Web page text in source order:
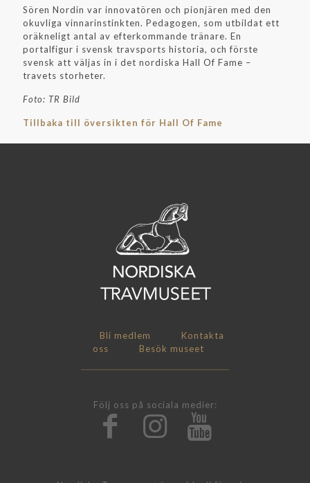
Sören Nordin var innovatören och pionjären med den
okuvliga vinnarinstinkten. Pedagogen, som utbildat ett
oräkneligt antal av efterkommande tränare. En
portalfigur i svensk travsports historia, och förste
svensk att väljas in i det nordiska Hall Of Fame –
travets storheter.
Foto: TR Bild
Tillbaka till översikten för Hall Of Fame
Bli medlem
Kontakta
oss
Besök museet
Följ oss på sociala medier: